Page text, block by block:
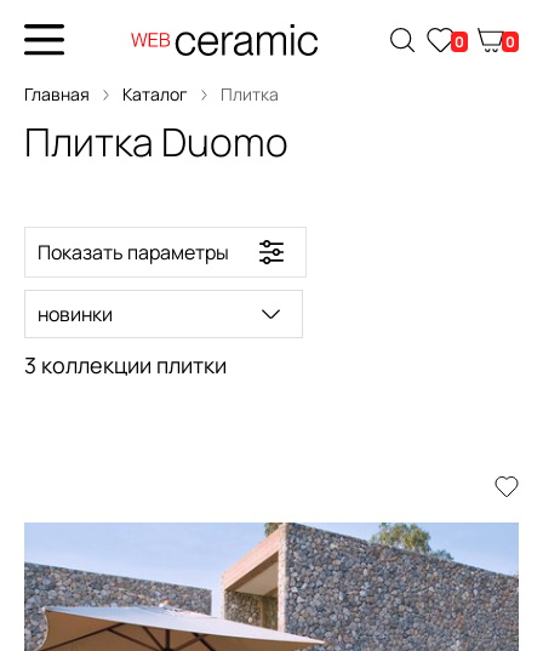
0 0
Главная Каталог Плитка
Плитка Duomo
Показать параметры
3 коллекции плитки
новинки